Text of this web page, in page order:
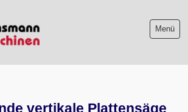
Menü
vertikale Plattensäge